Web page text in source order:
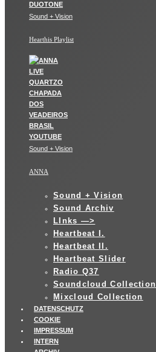
Sound + Vision
Hearthis Playlist
Sound + Vision
ANNA
Sound + Vision
Sound Archiv
LInks —>
Heartbeat I.
Heartbeat II.
Heartbeat Slider
Radio Q37
Soundcloud Collection
Mixcloud Collection
DATENSCHUTZ
COOKIE
IMPRESSUM
INTERN